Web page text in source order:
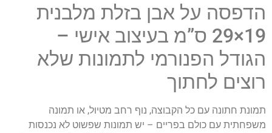
הדפסה על אבן בזלת מלבנית
19×29 ס”מ בעיצוב אישי –
הגודל הפנורמי לתמונות שלא
רוצים לחתוך
תמונת חתונה עם כל הקבוצה, נוף רחב מטיול, או תמונה
משפחתית עם כולם בפריים – יש תמונות שפשוט לא נכנסות